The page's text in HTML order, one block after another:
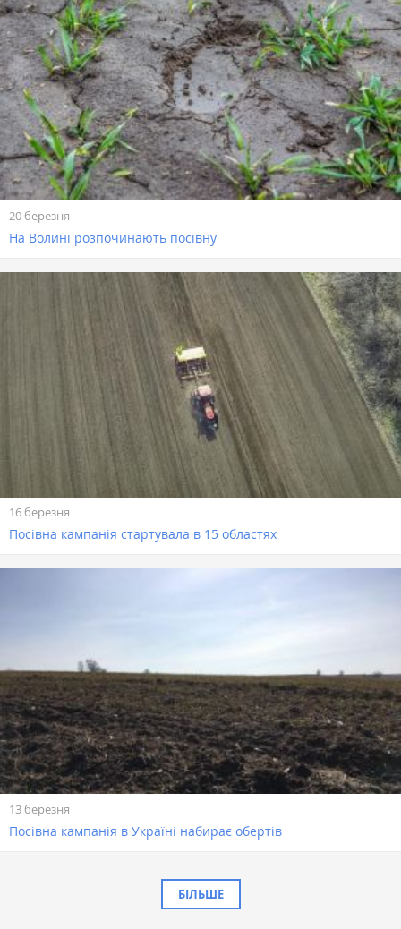
20 березня
На Волині розпочинають посівну
16 березня
Посівна кампанія стартувала в 15 областях
13 березня
Посівна кампанія в Україні набирає обертів
БІЛЬШЕ